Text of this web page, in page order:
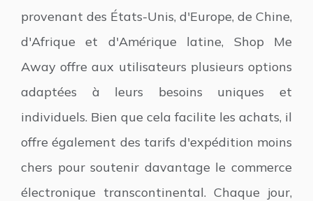
provenant des États-Unis, d'Europe, de Chine,
d'Afrique et d'Amérique latine, Shop Me
Away offre aux utilisateurs plusieurs options
adaptées à leurs besoins uniques et
individuels. Bien que cela facilite les achats, il
offre également des tarifs d'expédition moins
chers pour soutenir davantage le commerce
électronique transcontinental. Chaque jour,